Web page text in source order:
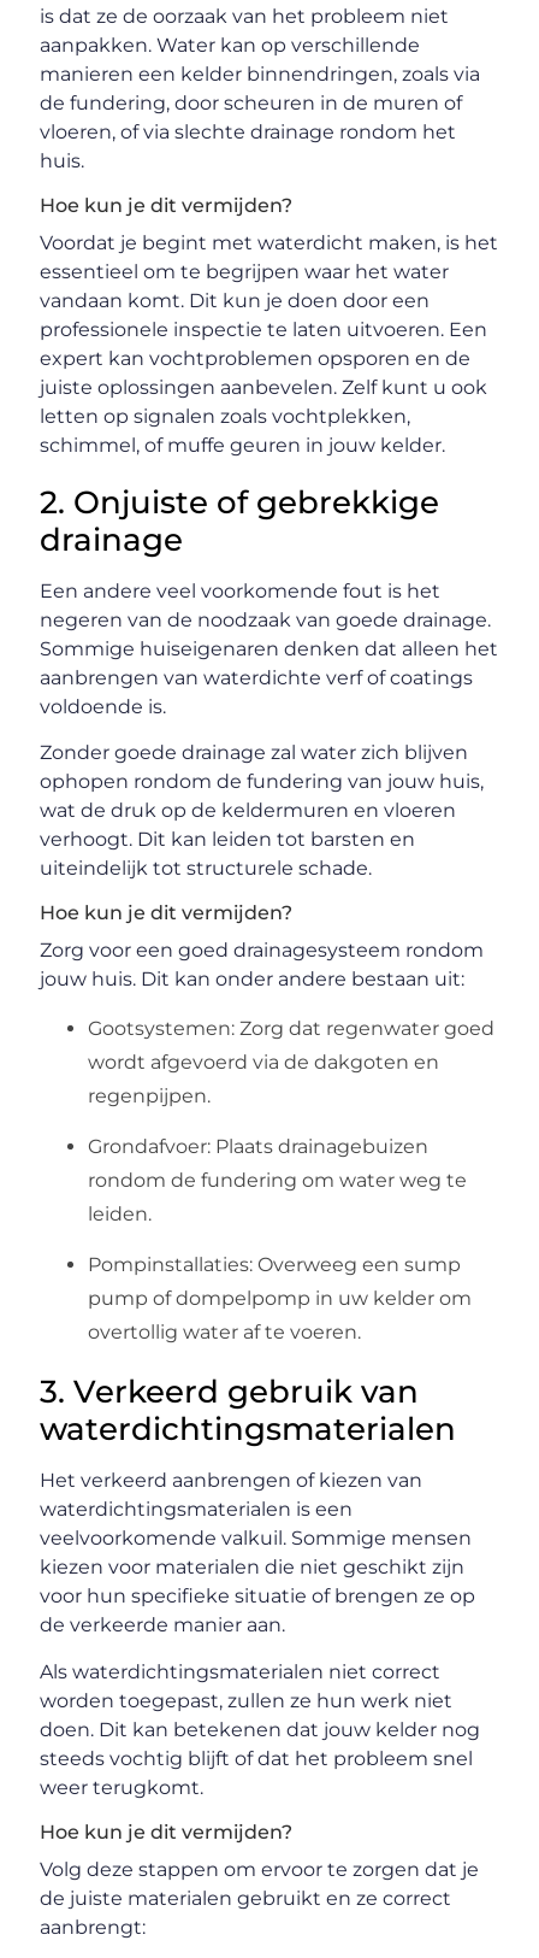
is dat ze de oorzaak van het probleem niet
aanpakken. Water kan op verschillende
manieren een kelder binnendringen, zoals via
de fundering, door scheuren in de muren of
vloeren, of via slechte drainage rondom het
huis.
Hoe kun je dit vermijden?
Voordat je begint met waterdicht maken, is het
essentieel om te begrijpen waar het water
vandaan komt. Dit kun je doen door een
professionele inspectie te laten uitvoeren. Een
expert kan vochtproblemen opsporen en de
juiste oplossingen aanbevelen. Zelf kunt u ook
letten op signalen zoals vochtplekken,
schimmel, of muffe geuren in jouw kelder.
2. Onjuiste of gebrekkige
drainage
Een andere veel voorkomende fout is het
negeren van de noodzaak van goede drainage.
Sommige huiseigenaren denken dat alleen het
aanbrengen van waterdichte verf of coatings
voldoende is.
Zonder goede drainage zal water zich blijven
ophopen rondom de fundering van jouw huis,
wat de druk op de keldermuren en vloeren
verhoogt. Dit kan leiden tot barsten en
uiteindelijk tot structurele schade.
Hoe kun je dit vermijden?
Zorg voor een goed drainagesysteem rondom
jouw huis. Dit kan onder andere bestaan uit:
Gootsystemen: Zorg dat regenwater goed
wordt afgevoerd via de dakgoten en
regenpijpen.
Grondafvoer: Plaats drainagebuizen
rondom de fundering om water weg te
leiden.
Pompinstallaties: Overweeg een sump
pump of dompelpomp in uw kelder om
overtollig water af te voeren.
3. Verkeerd gebruik van
waterdichtingsmaterialen
Het verkeerd aanbrengen of kiezen van
waterdichtingsmaterialen is een
veelvoorkomende valkuil. Sommige mensen
kiezen voor materialen die niet geschikt zijn
voor hun specifieke situatie of brengen ze op
de verkeerde manier aan.
Als waterdichtingsmaterialen niet correct
worden toegepast, zullen ze hun werk niet
doen. Dit kan betekenen dat jouw kelder nog
steeds vochtig blijft of dat het probleem snel
weer terugkomt.
Hoe kun je dit vermijden?
Volg deze stappen om ervoor te zorgen dat je
de juiste materialen gebruikt en ze correct
aanbrengt: